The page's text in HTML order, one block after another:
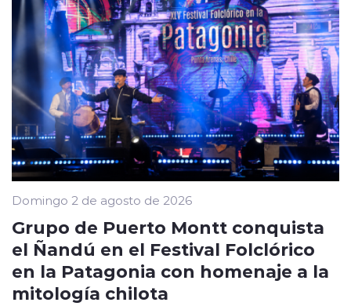
Domingo 2 de agosto de 2026
Grupo de Puerto Montt conquista
el Ñandú en el Festival Folclórico
en la Patagonia con homenaje a la
mitología chilota